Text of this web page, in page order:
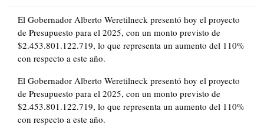
El Gobernador Alberto Weretilneck presentó hoy el proyecto
de Presupuesto para el 2025, con un monto previsto de
$2.453.801.122.719, lo que representa un aumento del 110%
con respecto a este año.
El Gobernador Alberto Weretilneck presentó hoy el proyecto
de Presupuesto para el 2025, con un monto previsto de
$2.453.801.122.719, lo que representa un aumento del 110%
con respecto a este año.